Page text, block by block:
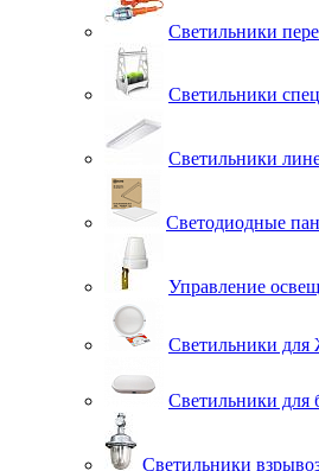
Светильники
Светильники
Светильники
Светодиодные
Управление
Светильники
Светильники для
Светильники